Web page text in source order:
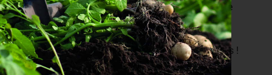
Le réseau FNAB est présent dans toute la France
métropolitaine et accompagne déjà plus de 400
collectivités locales dans le développement de
l’agriculture et l’alimentation bio. Contactez-nous !